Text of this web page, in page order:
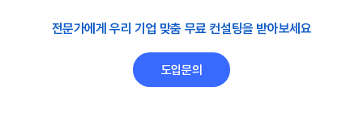
전문가에게 우리 기업 맞춤 무료 컨설팅을 받아보세요
도입문의